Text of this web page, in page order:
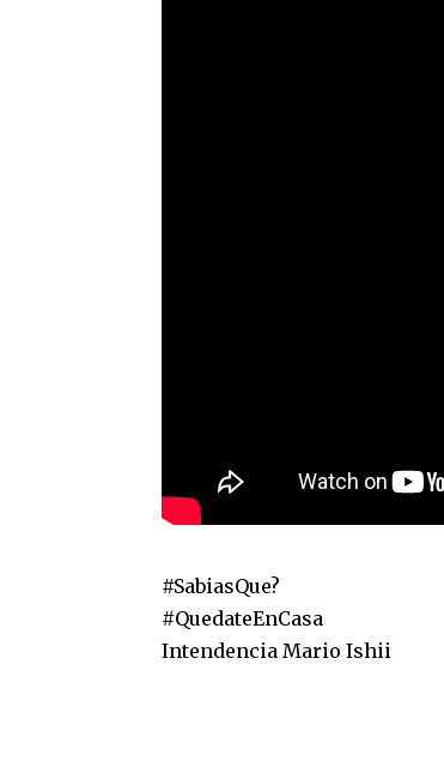
#SabiasQue?
#QuedateEnCasa
Intendencia Mario Ishii